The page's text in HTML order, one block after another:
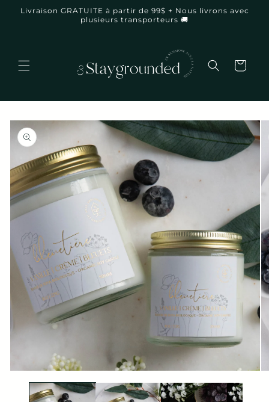
passer
Livraison GRATUITE à partir de 99$ + Nous livrons avec
plusieurs transporteurs 🚚
Panier
Passer aux
informations
produits